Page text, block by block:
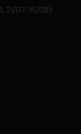
07, 15/08)